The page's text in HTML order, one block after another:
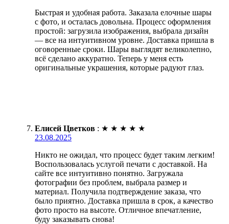
Быстрая и удобная работа. Заказала елочные шары
с фото, и осталась довольна. Процесс оформления
простой: загрузила изображения, выбрала дизайн
— все на интуитивном уровне. Доставка пришла в
оговоренные сроки. Шары выглядят великолепно,
всё сделано аккуратно. Теперь у меня есть
оригинальные украшения, которые радуют глаз.
Елисей Цветков : ★ ★ ★ ★ ★
23.08.2025
Никто не ожидал, что процесс будет таким легким!
Воспользовалась услугой печати с доставкой. На
сайте все интуитивно понятно. Загружала
фотографии без проблем, выбрала размер и
материал. Получила подтверждение заказа, что
было приятно. Доставка пришла в срок, а качество
фото просто на высоте. Отличное впечатление,
буду заказывать снова!